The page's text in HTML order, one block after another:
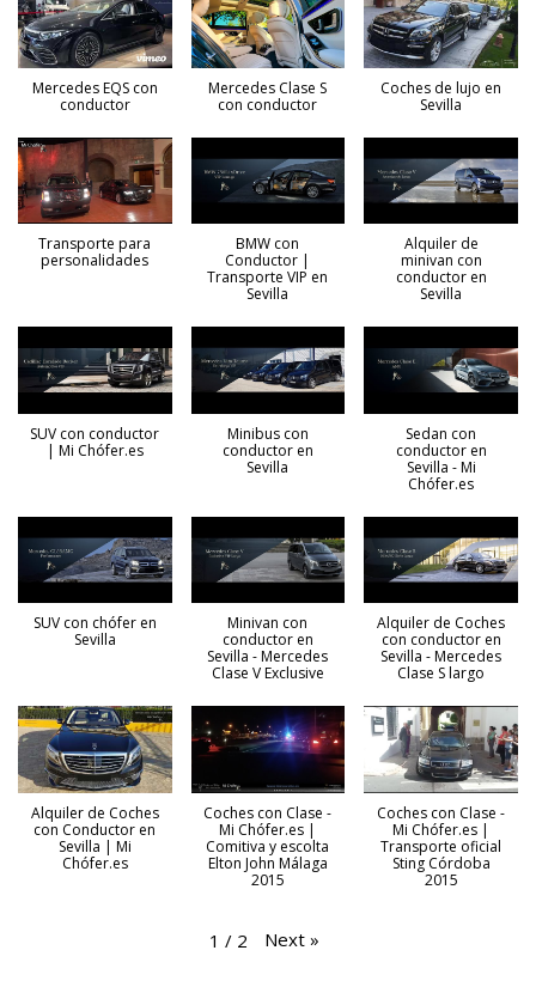
Mercedes EQS con
conductor
Mercedes Clase S
con conductor
Coches de lujo en
Sevilla
Transporte para
personalidades
BMW con
Conductor |
Transporte VIP en
Sevilla
Alquiler de
minivan con
conductor en
Sevilla
SUV con conductor
| Mi Chófer.es
Minibus con
conductor en
Sevilla
Sedan con
conductor en
Sevilla - Mi
Chófer.es
SUV con chófer en
Sevilla
Minivan con
conductor en
Sevilla - Mercedes
Clase V Exclusive
Alquiler de Coches
con conductor en
Sevilla - Mercedes
Clase S largo
Alquiler de Coches
con Conductor en
Sevilla | Mi
Chófer.es
Coches con Clase -
Mi Chófer.es |
Comitiva y escolta
Elton John Málaga
2015
Coches con Clase -
Mi Chófer.es |
Transporte oficial
Sting Córdoba
2015
1 / 2 Next »